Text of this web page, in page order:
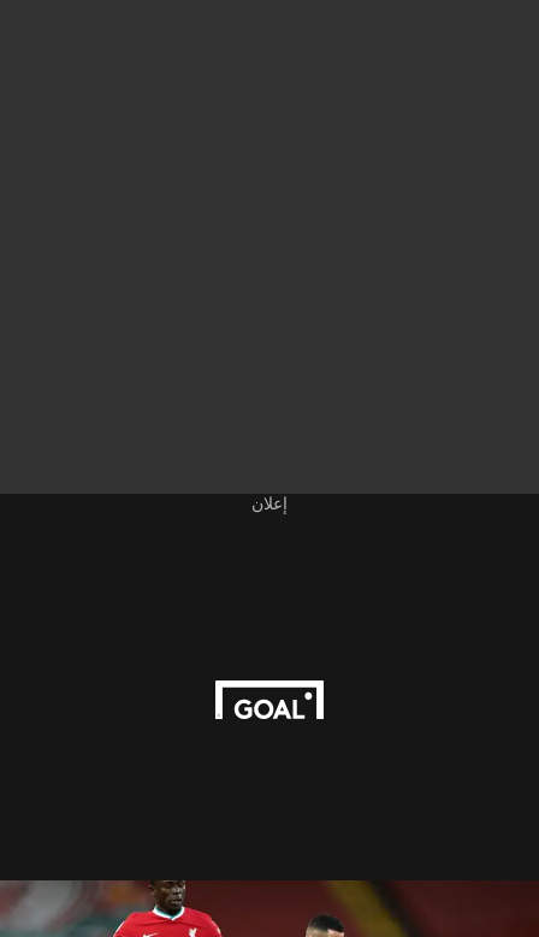
إعلان